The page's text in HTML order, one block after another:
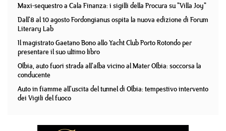
Maxi-sequestro a Cala Finanza: i sigilli della Procura su "Villa Joy"
Dall'8 al 10 agosto Fordongianus ospita la nuova edizione di Forum
Literary Lab
Il magistrato Gaetano Bono allo Yacht Club Porto Rotondo per
presentare il suo ultimo libro
Olbia, auto fuori strada all'alba vicino al Mater Olbia: soccorsa la
conducente
Auto in fiamme all'uscita del tunnel di Olbia: tempestivo intervento
dei Vigili del fuoco